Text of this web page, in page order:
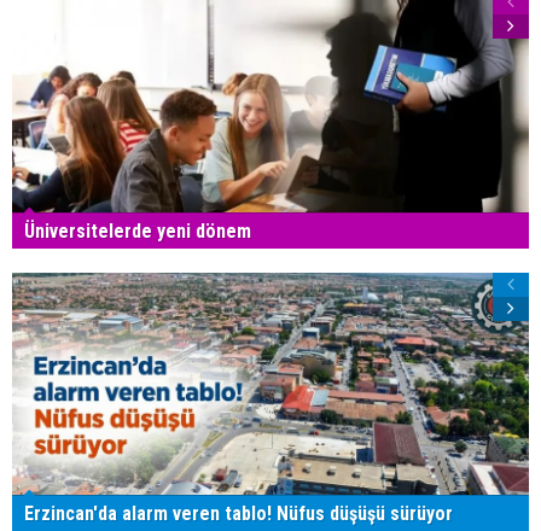
Üniversitelerde yeni dönem
Erzincan'da alarm veren tablo! Nüfus düşüşü sürüyor